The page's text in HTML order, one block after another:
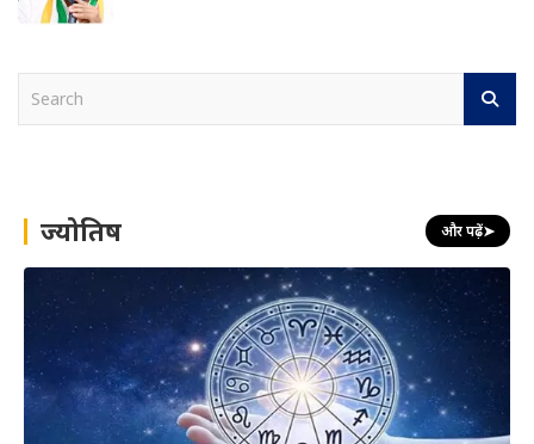
h ज्योतिष और पढ़ें➤